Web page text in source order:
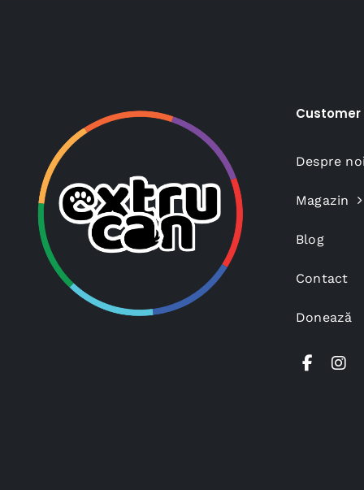
Customer
Despre noi
Magazin
Blog
Contact
Donează